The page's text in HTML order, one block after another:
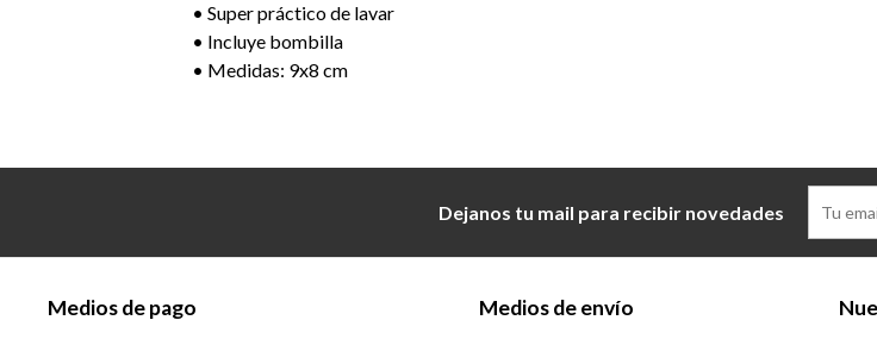
• Super práctico de lavar
• Incluye bombilla
• Medidas: 9x8 cm
Dejanos tu mail para recibir novedades
Medios de pago Medios de envío